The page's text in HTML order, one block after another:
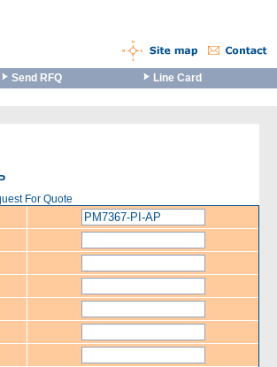
Send RFQ Line Card
For Quote